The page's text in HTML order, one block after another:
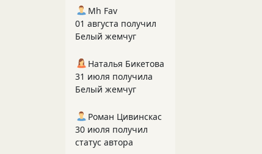
Mh Fav
01 августа получил
Белый жемчуг
Наталья Бикетова
31 июля получила
Белый жемчуг
Роман Цивинскас
30 июля получил
статус автора